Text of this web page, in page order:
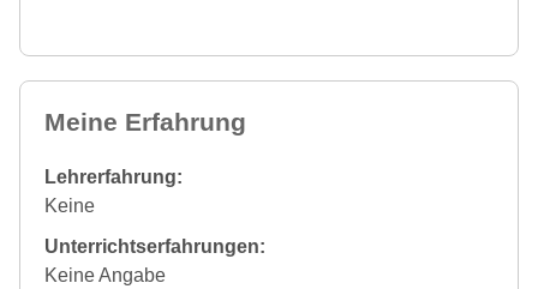
Meine Erfahrung
Lehrerfahrung:
Keine
Unterrichtserfahrungen:
Keine Angabe